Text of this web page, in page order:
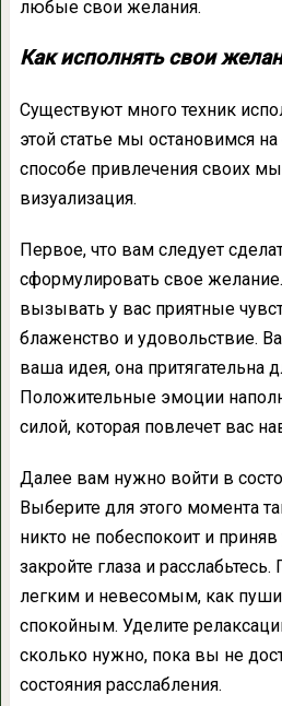
любые свои желания.
Как исполнять свои
Существуют много техник
этой статье мы остановимся
способе привлечения своих
визуализация.
Первое, что вам следует
сформулировать свое
вызывать у вас приятные
блаженство и удовольствие.
ваша идея, она притягательна
Положительные эмоции
силой, которая повлечет вас
Далее вам нужно войти в
Выберите для этого момента
никто не побеспокоит и
закройте глаза и
легким и невесомым, как
спокойным. Уделите
сколько нужно, пока вы не
состояния расслабления.